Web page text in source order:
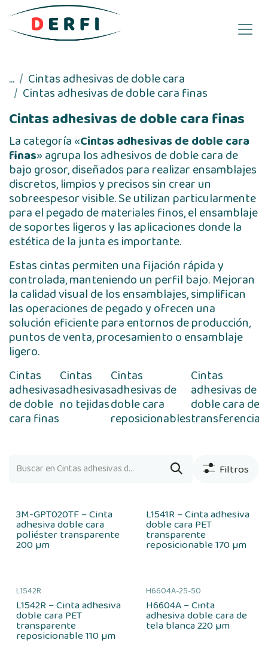
Ir al contenido
... Cintas adhesivas de doble cara
Cintas adhesivas de doble cara finas
Cintas adhesivas de doble cara finas
La categoría «Cintas adhesivas de doble cara
finas» agrupa los adhesivos de doble cara de
bajo grosor, diseñados para realizar ensamblajes
discretos, limpios y precisos sin crear un
sobreespesor visible. Se utilizan particularmente
para el pegado de materiales finos, el ensamblaje
de soportes ligeros y las aplicaciones donde la
estética de la junta es importante.
Estas cintas permiten una fijación rápida y
controlada, manteniendo un perfil bajo. Mejoran
la calidad visual de los ensamblajes, simplifican
las operaciones de pegado y ofrecen una
solución eficiente para entornos de producción,
puntos de venta, procesamiento o ensamblaje
ligero.
Cintas
adhesivas
de doble
cara finas
Cintas
adhesivas
no tejidas
Cintas
adhesivas de
doble cara
reposicionables
Cintas
adhesivas de
doble cara de
transferencia
Filtros
3M-GPT020TF – Cinta
adhesiva doble cara
poliéster transparente
200 µm
L1541R – Cinta adhesiva
doble cara PET
transparente
reposicionable 170 µm
L1542R
L1542R – Cinta adhesiva
doble cara PET
transparente
reposicionable 110 µm
H6604A-25-50
H6604A – Cinta
adhesiva doble cara de
tela blanca 220 µm